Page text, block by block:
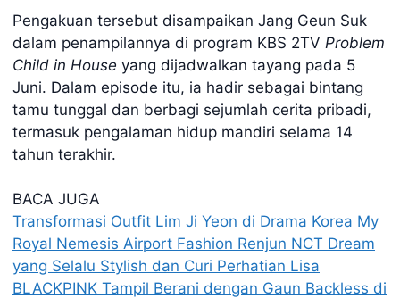
Pengakuan tersebut disampaikan Jang Geun Suk
dalam penampilannya di program KBS 2TV Problem
Child in House yang dijadwalkan tayang pada 5
Juni. Dalam episode itu, ia hadir sebagai bintang
tamu tunggal dan berbagi sejumlah cerita pribadi,
termasuk pengalaman hidup mandiri selama 14
tahun terakhir.
BACA JUGA
Transformasi Outfit Lim Ji Yeon di Drama Korea My
Royal Nemesis Airport Fashion Renjun NCT Dream
yang Selalu Stylish dan Curi Perhatian Lisa
BLACKPINK Tampil Berani dengan Gaun Backless di